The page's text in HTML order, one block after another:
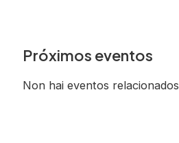
Próximos eventos
Non hai eventos relacionados